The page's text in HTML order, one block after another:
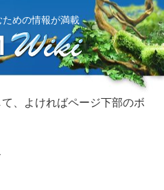
めの情報が満載
、よければページ下部のボ